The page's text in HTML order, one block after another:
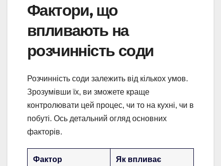
Фактори, що
впливають на
розчинність соди
Розчинність соди залежить від кількох умов.
Зрозумівши їх, ви зможете краще
контролювати цей процес, чи то на кухні, чи в
побуті. Ось детальний огляд основних
факторів.
Фактор Як впливає